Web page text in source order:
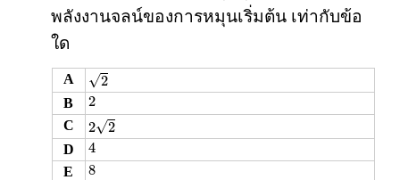
พลังงานจลน์ของการหมุนเริ่มต้น เท่ากับข้อ
ใด
A √2
2
B 2
2
C 2√2
22
D 4
4
E 8
8